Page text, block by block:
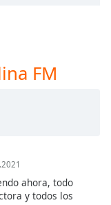
FM
ahora, todo
y todos los